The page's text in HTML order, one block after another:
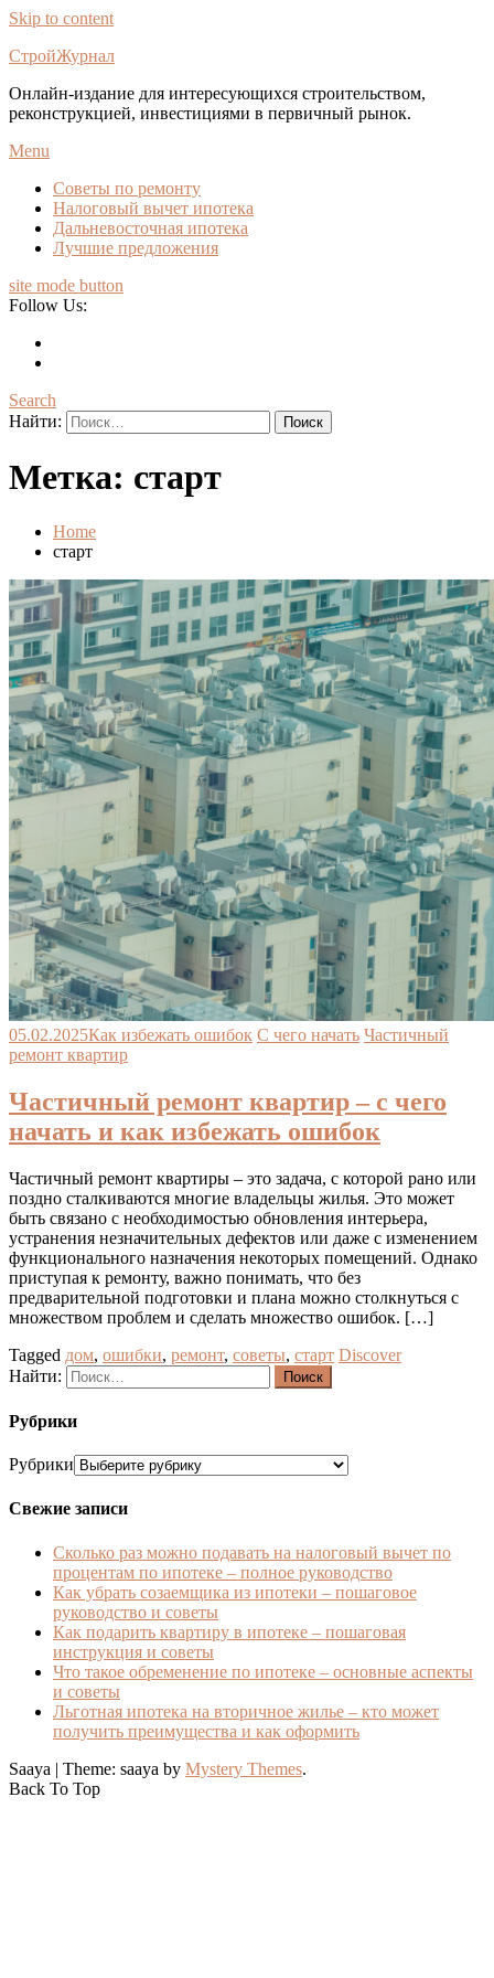
Skip to content
СтройЖурнал
Онлайн-издание для интересующихся строительством,
реконструкцией, инвестициями в первичный рынок.
Menu
Советы по ремонту
Налоговый вычет ипотека
Дальневосточная ипотека
Лучшие предложения
site mode button
Follow Us:
Search
Найти:
Метка: старт
Home
старт
05.02.2025Как избежать ошибок С чего начать Частичный
ремонт квартир
Частичный ремонт квартир – с чего
начать и как избежать ошибок
Частичный ремонт квартиры – это задача, с которой рано или
поздно сталкиваются многие владельцы жилья. Это может
быть связано с необходимостью обновления интерьера,
устранения незначительных дефектов или даже с изменением
функционального назначения некоторых помещений. Однако
приступая к ремонту, важно понимать, что без
предварительной подготовки и плана можно столкнуться с
множеством проблем и сделать множество ошибок. […]
Tagged дом, ошибки, ремонт, советы, старт Discover
Найти:
Рубрики
Рубрики
Свежие записи
Сколько раз можно подавать на налоговый вычет по
процентам по ипотеке – полное руководство
Как убрать созаемщика из ипотеки – пошаговое
руководство и советы
Как подарить квартиру в ипотеке – пошаговая
инструкция и советы
Что такое обременение по ипотеке – основные аспекты
и советы
Льготная ипотека на вторичное жилье – кто может
получить преимущества и как оформить
Saaya | Theme: saaya by Mystery Themes.
Back To Top